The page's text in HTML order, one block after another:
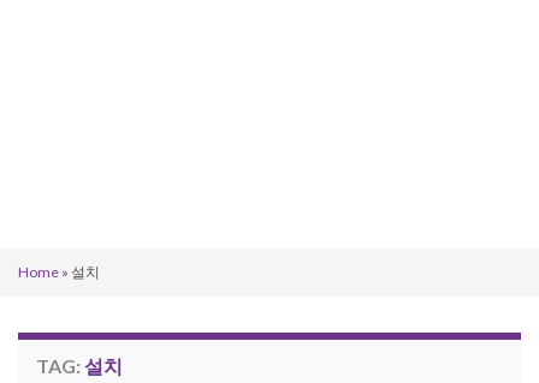
Home » 설치
TAG: 설치